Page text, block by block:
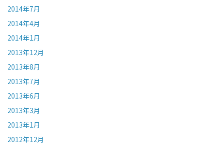
2014年7月
2014年4月
2014年1月
2013年12月
2013年8月
2013年7月
2013年6月
2013年3月
2013年1月
2012年12月